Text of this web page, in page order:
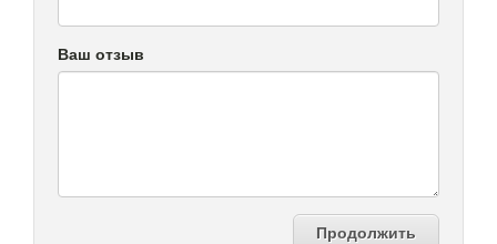
Ваш отзыв
Продолжить